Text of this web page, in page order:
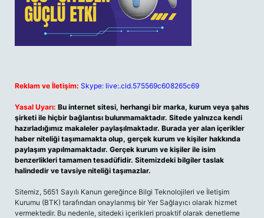
Reklam ve İletişim: Skype: live:.cid.575569c608265c69
Yasal Uyarı: Bu internet sitesi, herhangi bir marka, kurum veya şahıs
şirketi ile hiçbir bağlantısı bulunmamaktadır. Sitede yalnızca kendi
hazırladığımız makaleler paylaşılmaktadır. Burada yer alan içerikler
haber niteliği taşımamakta olup, gerçek kurum ve kişiler hakkında
paylaşım yapılmamaktadır. Gerçek kurum ve kişiler ile isim
benzerlikleri tamamen tesadüfidir. Sitemizdeki bilgiler taslak
halindedir ve tavsiye niteliği taşımazlar.
Sitemiz, 5651 Sayılı Kanun gereğince Bilgi Teknolojileri ve İletişim
Kurumu (BTK) tarafından onaylanmış bir Yer Sağlayıcı olarak hizmet
vermektedir. Bu nedenle, sitedeki içerikleri proaktif olarak denetleme